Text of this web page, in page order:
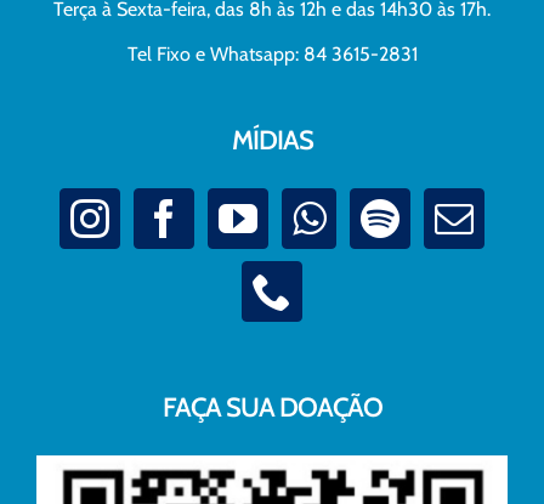
Terça à Sexta-feira, das 8h às 12h e das 14h30 às 17h.
Tel Fixo e Whatsapp: 84 3615-2831
MÍDIAS
FAÇA SUA DOAÇÃO